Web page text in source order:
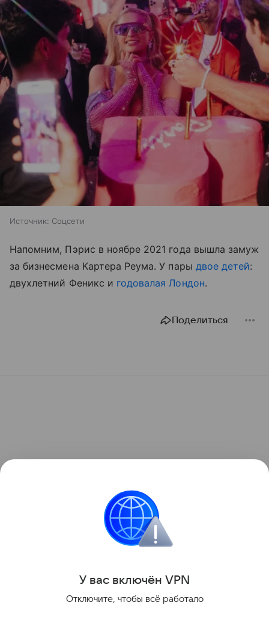
Источник: Соцсети
Напомним, Пэрис в ноябре 2021 года вышла замуж
за бизнесмена Картера Реума. У пары двое детей:
двухлетний Феникс и годовалая Лондон.
Поделиться
У вас включён VPN
Отключите, чтобы всё работало